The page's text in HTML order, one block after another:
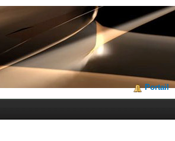
Portail